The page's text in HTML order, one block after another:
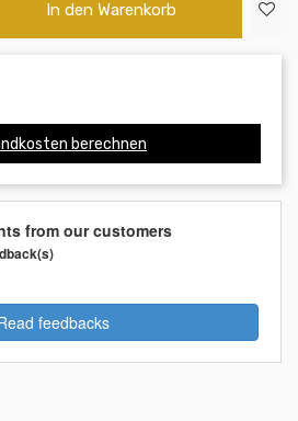
In den Warenkorb
berechnen
from our customers
feedbacks